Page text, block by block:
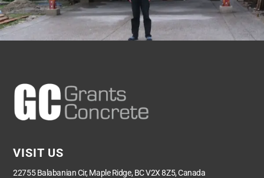
VISIT US
22755 Balabanian Cir, Maple Ridge, BC V2X 8Z5, Canada